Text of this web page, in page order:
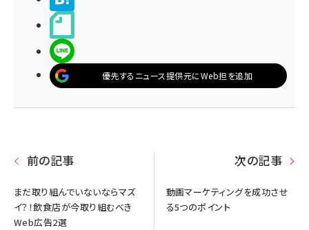
優先するニュース提供元にWeb担を追加
前の記事
まだ取り組んでいないならマズ
イ？！飲食店が今取り組むべき
Web広告2選
次の記事
動画マーケティングを成功させ
る5つのポイント